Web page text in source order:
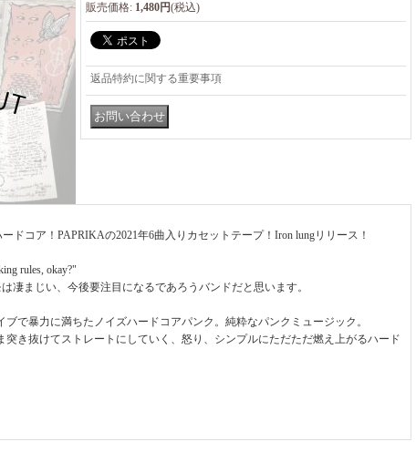
販売価格: 1,480円(税込)
返品特約に関する重要事項
ードコア！PAPRIKAの2021年6曲入りカセットテープ！Iron lungリリース！
rules, okay?"
凄まじい、今後要注目になるであろうバンドだと思います。
で暴力に満ちたノイズハードコアパンク。純粋なパンクミュージック。
突き抜けてストレートにしていく、怒り、シンプルにただただ燃え上がるハード